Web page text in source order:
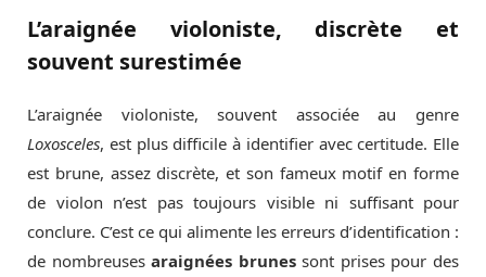
L’araignée violoniste, discrète et
souvent surestimée
L’araignée violoniste, souvent associée au genre
Loxosceles, est plus difficile à identifier avec certitude. Elle
est brune, assez discrète, et son fameux motif en forme
de violon n’est pas toujours visible ni suffisant pour
conclure. C’est ce qui alimente les erreurs d’identification :
de nombreusesaraignées brunessont prises pour des